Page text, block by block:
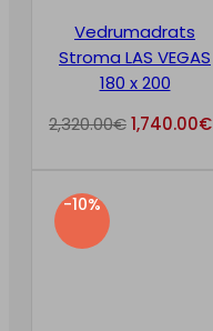
Vedrumadrats
Stroma LAS VEGAS
180 x 200
2,320.00€1,740.00€
-10%